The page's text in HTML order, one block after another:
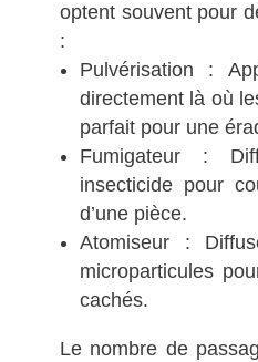
optent souvent pour
:
Pulvérisation :
directement là où
parfait pour une
Fumigateur :
insecticide pour
d’une pièce.
Atomiseur :
microparticules
cachés.
Le nombre de